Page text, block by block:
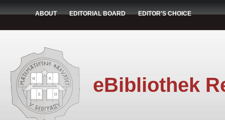
ABOUT EDITORIAL BOARD EDITOR'S CHOICE
eBibliothek